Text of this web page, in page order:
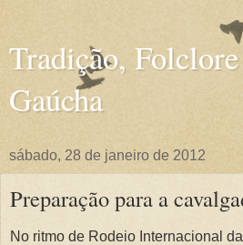
Tradição,
Gaúcha
sábado, 28 de janeiro de 2012
Preparação para a
No ritmo de Rodeio Internacional